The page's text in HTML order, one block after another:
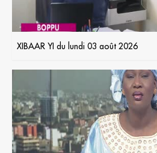
XIBAAR YI du lundi 03 août 2026